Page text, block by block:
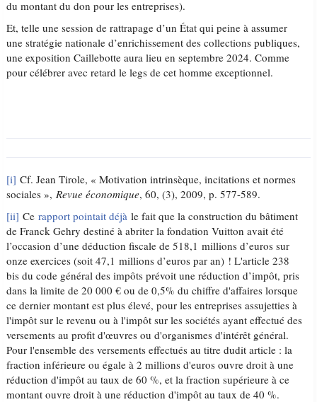
du montant du don pour les entreprises).
Et, telle une session de rattrapage d’un État qui peine à assumer
une stratégie nationale d’enrichissement des collections publiques,
une exposition Caillebotte aura lieu en septembre 2024. Comme
pour célébrer avec retard le legs de cet homme exceptionnel.
[i] Cf. Jean Tirole, « Motivation intrinsèque, incitations et normes
sociales »,Revue économique, 60, (3), 2009, p. 577-589.
[ii] Cerapport pointait déjà le fait que la construction du bâtiment
de Franck Gehry destiné à abriter la fondation Vuitton avait été
l’occasion d’une déduction fiscale de 518,1 millions d’euros sur
onze exercices (soit 47,1 millions d’euros par an) ! L'article 238
bis du code général des impôts prévoit une réduction d’impôt, pris
dans la limite de 20 000 € ou de 0,5% du chiffre d'affaires lorsque
ce dernier montant est plus élevé, pour les entreprises assujetties à
l'impôt sur le revenu ou à l'impôt sur les sociétés ayant effectué des
versements au profit d'œuvres ou d'organismes d'intérêt général.
Pour l'ensemble des versements effectués au titre dudit article : la
fraction inférieure ou égale à 2 millions d'euros ouvre droit à une
réduction d'impôt au taux de 60 %, et la fraction supérieure à ce
montant ouvre droit à une réduction d'impôt au taux de 40 %.